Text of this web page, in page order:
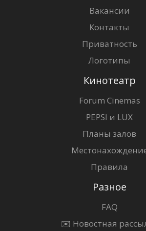
Вакансии
Контакты
Приватность
Логотипы
Кинотеатр
Forum Cinemas
PEPSI и LUX
Планы залов
Правила
Разное
FAQ
✉️ Новостная